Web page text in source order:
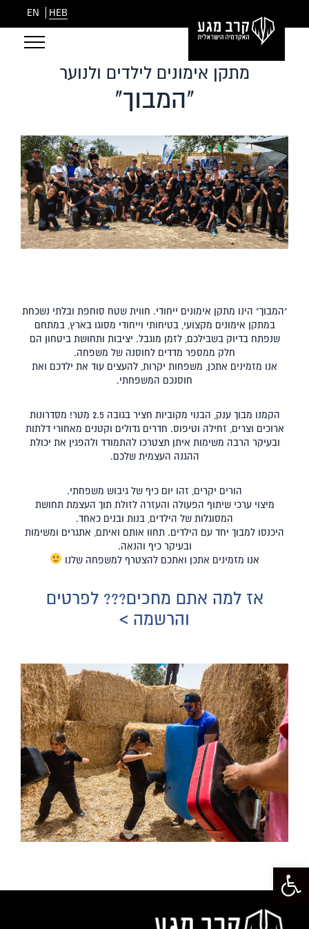
פתח סרגל נגישות
HEB
EN
מתקן אימונים לילדים ולנוער
"המבוך"
"המבוך" הינו מתקן אימונים ייחודי. חווית שטח סוחפת ובלתי נשכחת
במתקן אימונים מקצועי, בטיחותי וייחודי מסוגו בארץ, במתחם
שנפתח בדיוק בשבילכם, לזמן מוגבל. יציבות ותחושת ביטחון הם
חלק ממספר מדדים לחוסנה של משפחה.
אנו מזמינים אתכן, משפחות יקרות, להעצים עוד את ילדכם ואת
חוסנכם המשפחתי.
הקמנו מבוך ענק, הבנוי מקוביות חציר בגובה 2.5 מטר! מסדרונות
ארוכים וצרים, זחילה וטיפוס. חדרים גדולים וקטנים מאחורי דלתות
ובעיקר הרבה משימות איתן תצטרכו להתמודד ולהפגין את יכולת
ההגנה העצמית שלכם.
הורים יקרים, זהו יום כיף של גיבוש משפחתי.
מיצוי ערכי שיתוף הפעולה והעזרה לזולת תוך העצמת תחושת
המסוגלות של הילדים, בנות ובנים כאחד.
היכנסו למבוך יחד עם הילדים. תחוו אותם ואיתם, אתגרים ומשימות
ובעיקר כיף והנאה.
אנו מזמינים אתכן ואתכם להצטרף למשפחה שלנו
אז למה אתם מחכים??? לפרטים
והרשמה >